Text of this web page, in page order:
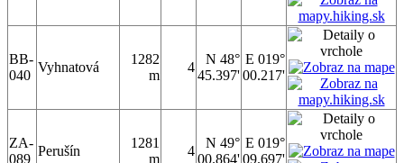
BB-
040
Vyhnatová
1282
m
4
N 48°
45.397'
E 019°
00.217'
ZA-
089
Perušín
1281
m
4
N 49°
00.864'
E 019°
09.697'